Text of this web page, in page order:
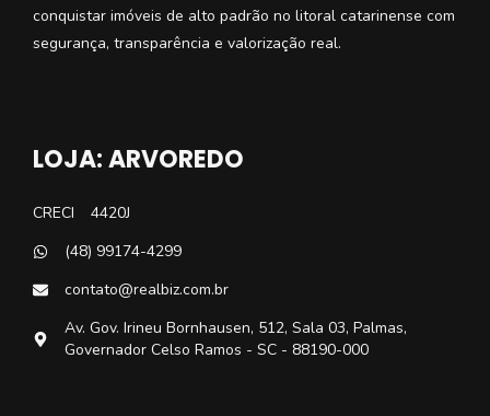
conquistar imóveis de alto padrão no litoral catarinense com
segurança, transparência e valorização real.
LOJA: ARVOREDO
CRECI
4420J
(48) 99174-4299
contato@realbiz.com.br
Av. Gov. Irineu Bornhausen, 512, Sala 03, Palmas,
Governador Celso Ramos - SC - 88190-000